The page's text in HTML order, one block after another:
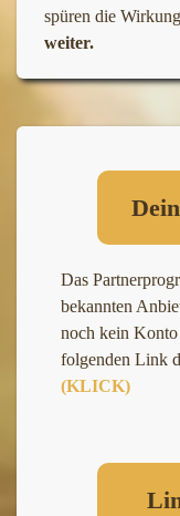
spüren die
weiter.
Das
bekannten
noch kein
folgenden Link
(KLICK)